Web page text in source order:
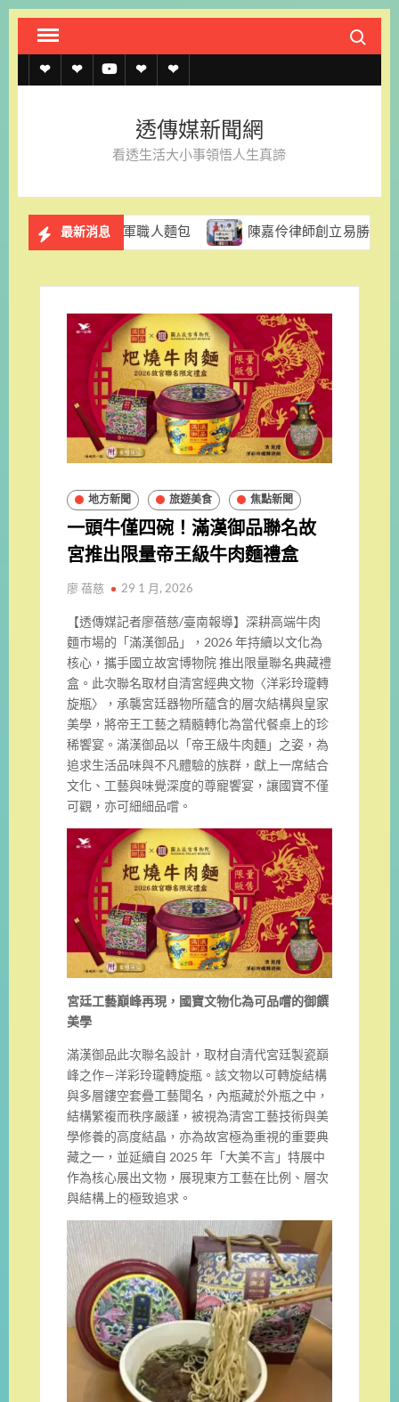
Skip
content
Search
透
約
透
上
記
單
透 聯
我
官
LINE
透傳媒新聞網
看透生活大小事領悟人生真諦
最新消息
職人麵包 陳嘉伶律師創立易勝法律事務所 以專業與同
地方新聞 旅遊美食 焦點新聞
一頭牛僅四碗！滿漢御品聯名故
宮推出限量帝王級牛肉麵禮盒
廖 蓓慈 29 1 月, 2026
【透傳媒記者廖蓓慈/臺南報導】深耕高端牛肉
麵市場的「滿漢御品」，2026 年持續以文化為
核心，攜手國立故宮博物院 推出限量聯名典藏禮
盒。此次聯名取材自清宮經典文物〈洋彩玲瓏轉
旋瓶〉，承襲宮廷器物所蘊含的層次結構與皇家
美學，將帝王工藝之精髓轉化為當代餐桌上的珍
稀饗宴。滿漢御品以「帝王級牛肉麵」之姿，為
追求生活品味與不凡體驗的族群，獻上一席結合
文化、工藝與味覺深度的尊寵饗宴，讓國寶不僅
可觀，亦可細細品嚐。
宮廷工藝巔峰再現，國寶文物化為可品嚐的御饌
美學
滿漢御品此次聯名設計，取材自清代宮廷製瓷巔
峰之作—洋彩玲瓏轉旋瓶。該文物以可轉旋結構
與多層鏤空套疊工藝聞名，內瓶藏於外瓶之中，
結構繁複而秩序嚴謹，被視為清宮工藝技術與美
學修養的高度結晶，亦為故宮極為重視的重要典
藏之一，並延續自 2025 年「大美不言」特展中
作為核心展出文物，展現東方工藝在比例、層次
與結構上的極致追求。